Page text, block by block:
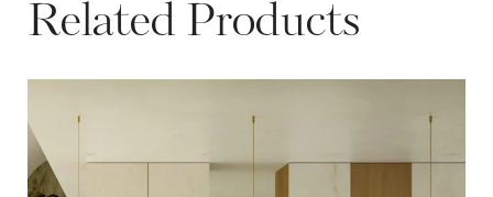
Related Products